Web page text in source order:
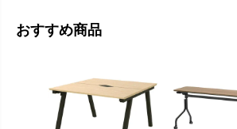
おすすめ商品